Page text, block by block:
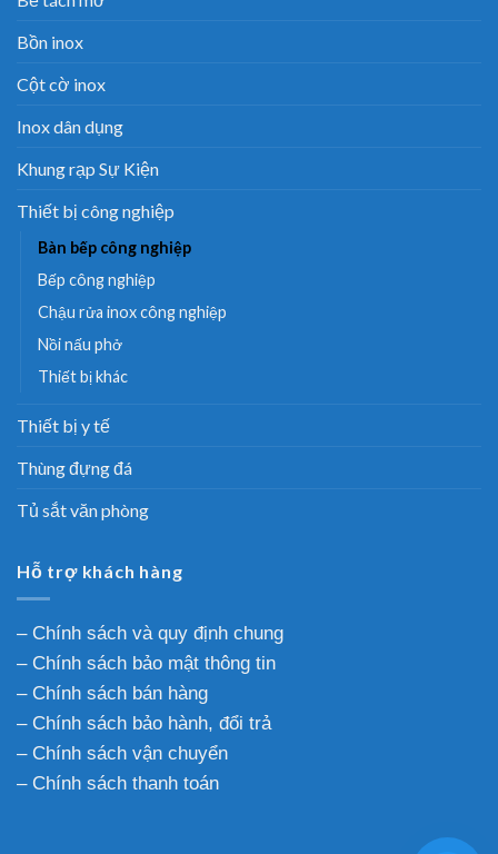
Bồn inox
Cột cờ inox
Inox dân dụng
Khung rạp Sự Kiện
Thiết bị công nghiệp
Bàn bếp công nghiệp
Bếp công nghiệp
Chậu rửa inox công nghiệp
Nồi nấu phở
Thiết bị khác
Thiết bị y tế
Thùng đựng đá
Tủ sắt văn phòng
Hỗ trợ khách hàng
– Chính sách và quy định chung
– Chính sách bảo mật thông tin
– Chính sách bán hàng
–Chính sách bảo hành, đổi trả
– Chính sách vận chuyển
– Chính sách thanh toán